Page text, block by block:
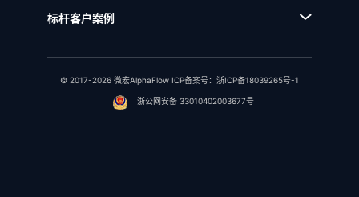
■ RSM法规标准管理
■ SAP流程集成
■ 金蝶流程集成
标杆客户案例
© 2017-2026 微宏AlphaFlow ICP备案号： 浙ICP备18039265号-1
浙公网安备 33010402003677号